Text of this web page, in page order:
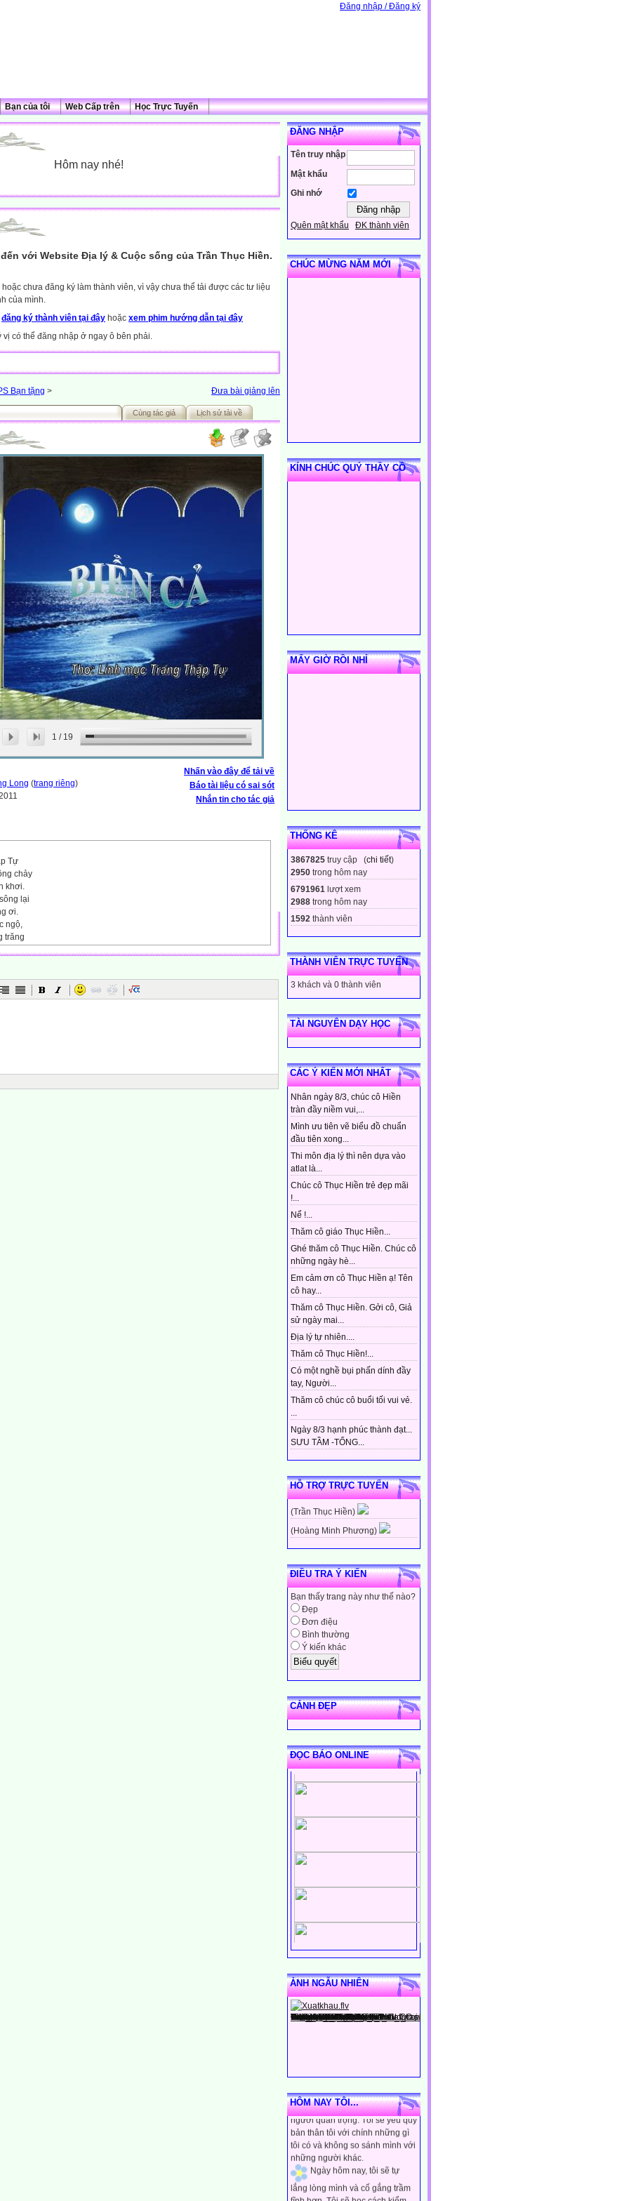
Đăng nhập / Đăng ký
Bạn của tôi Web Cấp trên Học Trực Tuyến
ĐĂNG NHẬP
Tên truy nhập
Mật khẩu
Ghi nhớ
Quên mật khẩu ĐK thành viên
CHÚC MỪNG NĂM MỚI
KÍNH CHÚC QUÝ THẦY CÔ
MẤY GIỜ RỒI NHỈ
THỐNG KÊ
3867825 truy cập (chi tiết)
2950 trong hôm nay
6791961 lượt xem
2988 trong hôm nay
1592 thành viên
THÀNH VIÊN TRỰC TUYẾN
3 khách và 0 thành viên
TÀI NGUYÊN DẠY HỌC
CÁC Ý KIẾN MỚI NHẤT
Nhân ngày 8/3, chúc cô Hiền
tràn đầy niềm vui,...
Mình ưu tiên vẽ biểu đồ chuẩn
đầu tiên xong...
Thi môn địa lý thì nên dựa vào
atlat là...
Chúc cô Thục Hiền trẻ đẹp mãi
!...
Nể !...
Thăm cô giáo Thục Hiền...
Ghé thăm cô Thục Hiền. Chúc cô
những ngày hè...
Em cảm ơn cô Thục Hiền ạ! Tên
cô hay...
Thăm cô Thục Hiền. Gởi cô, Giả
sử ngày mai...
Địa lý tự nhiên....
Thăm cô Thục Hiền!...
Có một nghề bụi phấn dính đầy
tay, Người...
Thăm cô chúc cô buổi tối vui vẻ.
...
Ngày 8/3 hạnh phúc thành đạt...
SƯU TẦM -TỔNG...
HỖ TRỢ TRỰC TUYẾN
(Trần Thục Hiền)
(Hoàng Minh Phương)
ĐIỀU TRA Ý KIẾN
Bạn thấy trang này như thế nào?
Đẹp
Đơn điệu
Bình thường
Ý kiến khác
CẢNH ĐẸP
ĐỌC BÁO ONLINE
ẢNH NGẪU NHIÊN
HÔM NAY TÔI...
Ngày hôm nay, tôi sẽ tin
rằng mình là người đặc biệt, một
người quan trọng. Tôi sẽ yêu quý
bản thân tôi với chính những gì
tôi có và không so sánh mình với
những người khác.
Ngày hôm nay, tôi sẽ tự
lắng lòng mình và cố gắng trầm
tĩnh hơn. Tôi sẽ học cách kiểm
Hôm nay nhé!
với Website Địa lý & Cuộc sống của Trần Thục Hiền.
chưa đăng ký làm thành viên, vì vậy chưa thể tải được các tư liệu
của mình.
đăng ký thành viên tại đây hoặc xem phim hướng dẫn tại đây
vị có thể đăng nhập ở ngay ô bên phải.
Đưa bài giảng lên
Bạn tặng >
Cùng tác giả Lịch sử tải về
1 / 19
Nhấn vào đây để tải về
Báo tài liệu có sai sót
Nhắn tin cho tác giả
Long (trang riêng)
Tự
chảy
khơi.
lại
ơi.
ngộ,
trăng